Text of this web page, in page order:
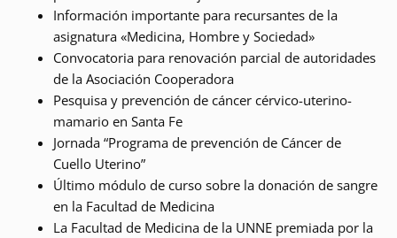
Información importante para recursantes de la
asignatura «Medicina, Hombre y Sociedad»
Convocatoria para renovación parcial de autoridades
de la Asociación Cooperadora
Pesquisa y prevención de cáncer cérvico-uterino-
mamario en Santa Fe
Jornada “Programa de prevención de Cáncer de
Cuello Uterino”
Último módulo de curso sobre la donación de sangre
en la Facultad de Medicina
La Facultad de Medicina de la UNNE premiada por la